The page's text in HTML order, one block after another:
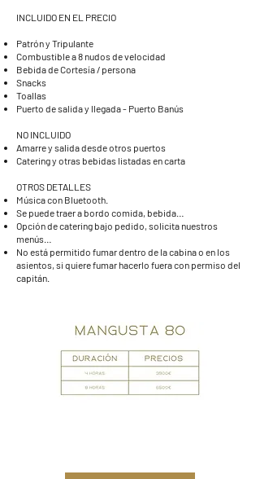
INCLUIDO EN EL PRECIO
Patrón y Tripulante
Combustible a 8 nudos de velocidad
Bebida de Cortesía / persona
Snacks
Toallas
Puerto de salida y llegada - Puerto Banús
NO INCLUIDO
Amarre y salida desde otros puertos
Catering y otras bebidas listadas en carta
OTROS DETALLES
Música con Bluetooth.
Se puede traer a bordo comida, bebida…
Opción de catering bajo pedido, solicita nuestros
menús…
No está permitido fumar dentro de la cabina o en los
asientos, si quiere fumar hacerlo fuera con permiso del
capitán.